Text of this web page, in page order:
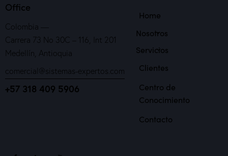
Office
Colombia —
Carrera 73 No 30C – 116, Int 201
Medellín, Antioquia
comercial@sistemas-expertos.com
+57 318 409 5906
Home
Nosotros
Servicios
Clientes
Centro de
Conocimiento
Contacto